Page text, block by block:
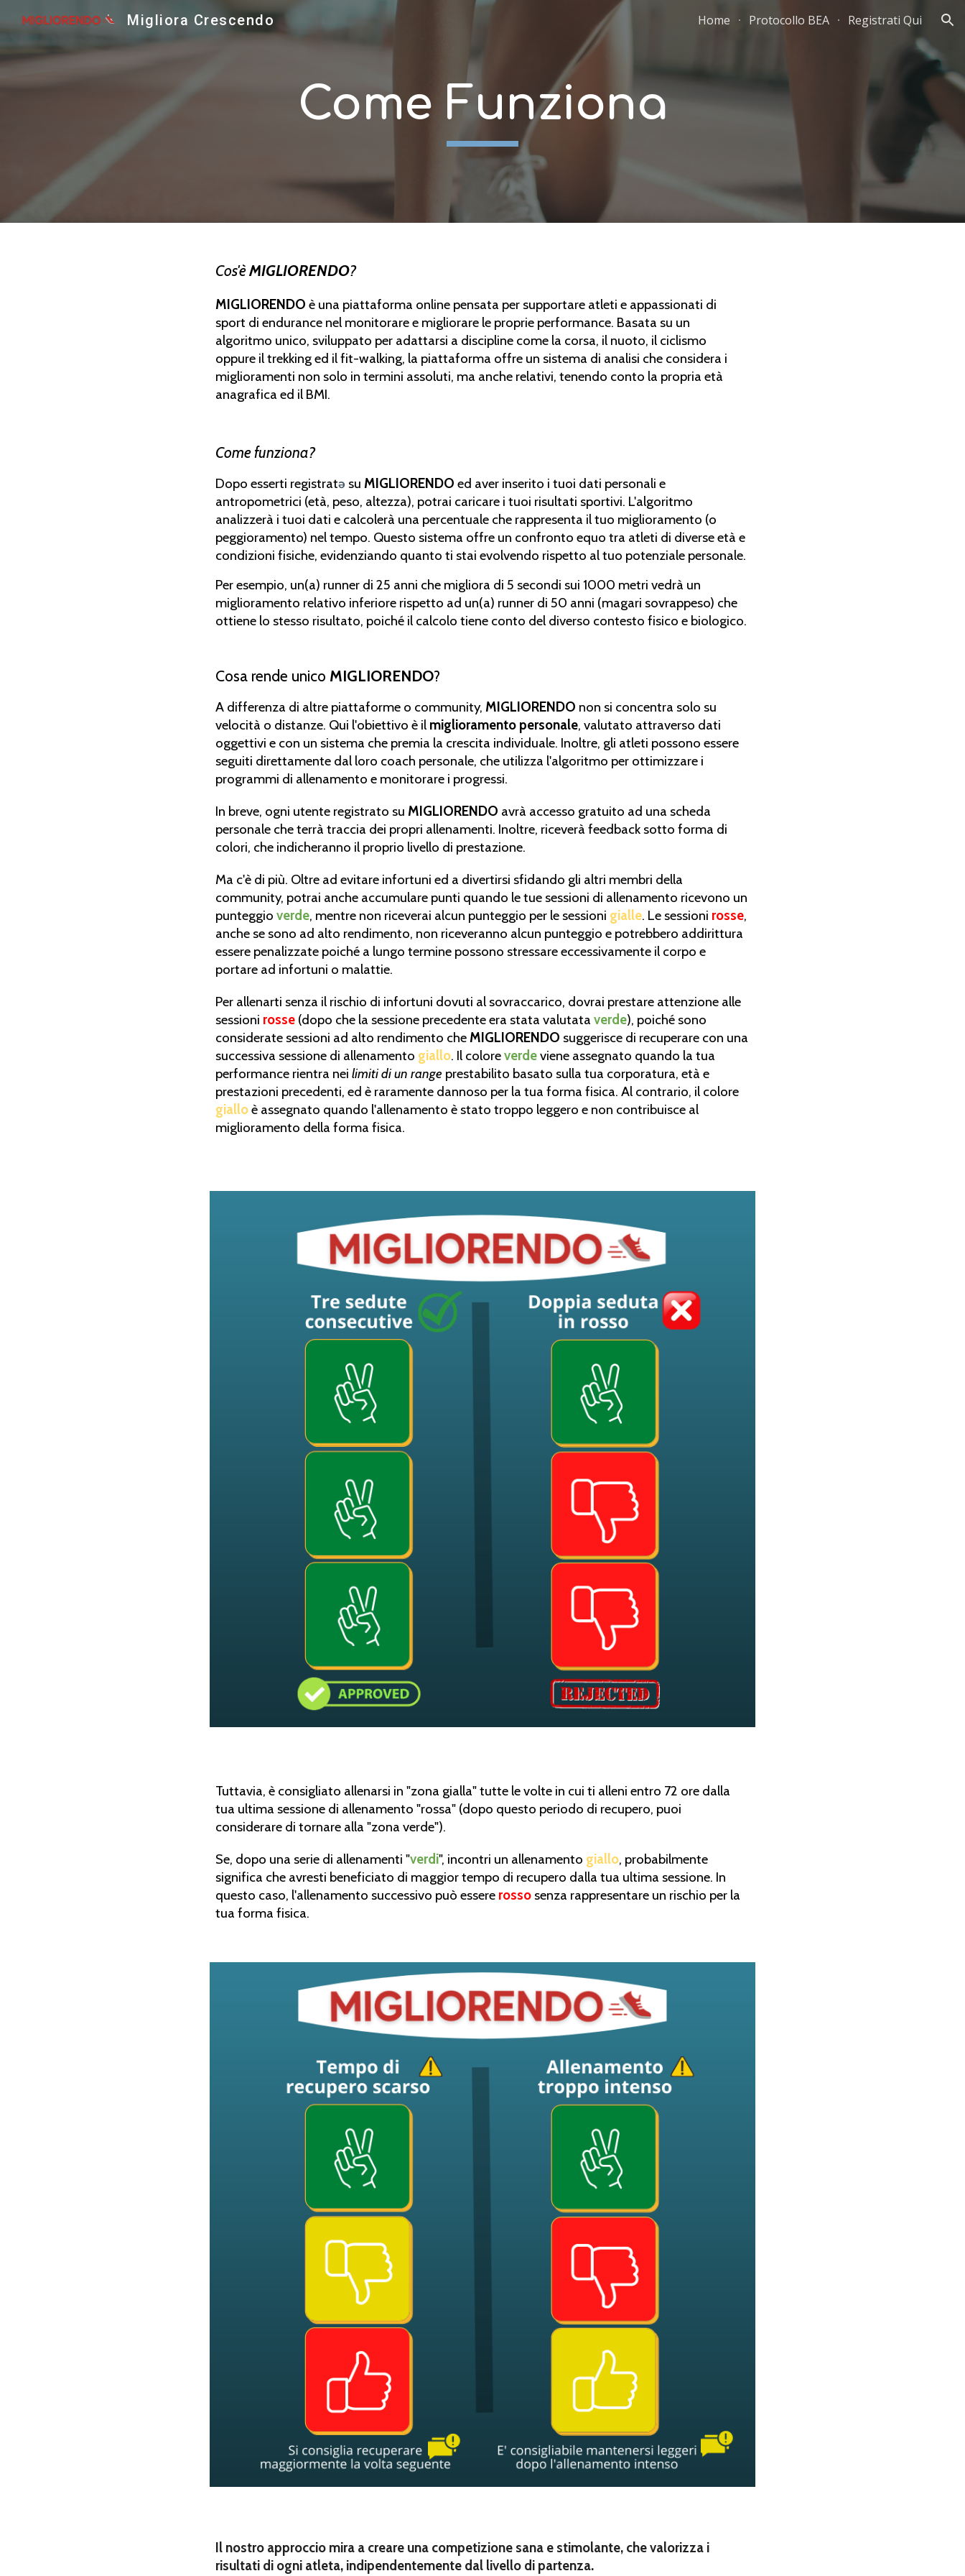
Skip to main content Skip to navigation
Migliora Crescendo Home Protocollo BEA Registrati Qui
Come Funziona
Cos'èMIGLIORENDO?
MIGLIORENDO è una piattaforma online pensata per supportare atleti e appassionati di
sport di endurance nel monitorare e migliorare le proprie performance. Basata su un
algoritmo unico, sviluppato per adattarsi a discipline come la corsa, il nuoto, il ciclismo
oppure il trekking ed il fit-walking, la piattaforma offre un sistema di analisi che considera i
miglioramenti non solo in termini assoluti, ma anche relativi, tenendo conto la propria età
anagrafica ed il BMI.
Come funziona?
Dopo esserti registratə suMIGLIORENDO ed aver inserito i tuoi dati personali e
antropometrici (età, peso, altezza), potrai caricare i tuoi risultati sportivi. L'algoritmo
analizzerà i tuoi dati e calcolerà una percentuale che rappresenta il tuo miglioramento (o
peggioramento) nel tempo. Questo sistema offre un confronto equo tra atleti di diverse età e
condizioni fisiche, evidenziando quanto ti stai evolvendo rispetto al tuo potenziale personale.
Per esempio, un(a) runner di 25 anni che migliora di 5 secondi sui 1000 metri vedrà un
miglioramento relativo inferiore rispetto ad un(a) runner di 50 anni (magari sovrappeso) che
ottiene lo stesso risultato, poiché il calcolo tiene conto del diverso contesto fisico e biologico.
Cosa rende unico MIGLIORENDO?
A differenza di altre piattaforme o community,MIGLIORENDO non si concentra solo su
velocità o distanze. Qui l'obiettivo è il miglioramento personale, valutato attraverso dati
oggettivi e con un sistema che premia la crescita individuale. Inoltre, gli atleti possono essere
seguiti direttamente dal loro coach personale, che utilizza l'algoritmo per ottimizzare i
programmi di allenamento e monitorare i progressi.
In breve, ogni utente registrato suMIGLIORENDO avrà accesso gratuito ad una scheda
personale che terrà traccia dei propri allenamenti. Inoltre, riceverà feedback sotto forma di
colori, che indicheranno il proprio livello di prestazione.
Ma c'è di più. Oltre ad evitare infortuni ed a divertirsi sfidando gli altri membri della
community, potrai anche accumulare punti quando le tue sessioni di allenamento ricevono un
punteggioverde, mentre non riceverai alcun punteggio per le sessioni gialle. Le sessioni rosse,
anche se sono ad alto rendimento, non riceveranno alcun punteggio e potrebbero addirittura
essere penalizzate poiché a lungo termine possono stressare eccessivamente il corpo e
portare ad infortuni o malattie.
Per allenarti senza il rischio di infortuni dovuti al sovraccarico, dovrai prestare attenzione alle
sessioni rosse (dopo che la sessione precedente era stata valutataverde), poiché sono
considerate sessioni ad alto rendimento cheMIGLIORENDO suggerisce di recuperare con una
successiva sessione di allenamento giallo. Il coloreverdeviene assegnato quando la tua
performance rientra neilimiti di un range prestabilito basato sulla tua corporatura, età e
prestazioni precedenti, ed è raramente dannoso per la tua forma fisica. Al contrario, il colore
gialloè assegnato quando l'allenamento è stato troppo leggero e non contribuisce al
miglioramento della forma fisica.
Tuttavia, è consigliato allenarsi in "zona gialla" tutte le volte in cui ti alleni entro 72 ore dalla
tua ultima sessione di allenamento "rossa" (dopo questo periodo di recupero, puoi
considerare di tornare alla "zona verde").
Se, dopo una serie di allenamenti "verdi", incontri un allenamento giallo, probabilmente
significa che avresti beneficiato di maggior tempo di recupero dalla tua ultima sessione. In
questo caso, l'allenamento successivo può essere rossosenza rappresentare un rischio per la
tua forma fisica.
Il nostro approccio mira a creare una competizione sana e stimolante, che valorizza i
risultati di ogni atleta, indipendentemente dal livello di partenza.